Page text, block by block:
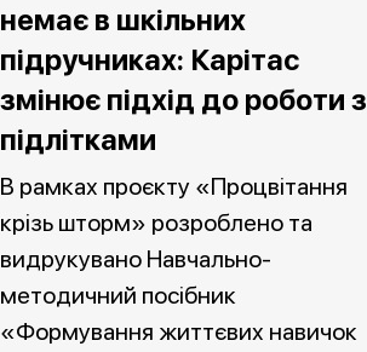
немає в шкільних
підручниках: Карітас
змінює підхід до роботи з
підлітками
В рамках проєкту «Процвітання
крізь шторм» розроблено та
видрукувано Навчально-
методичний посібник
«Формування життєвих навичок